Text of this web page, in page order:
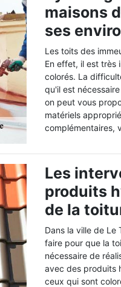
maisons
ses
Les toits des
En effet, il est très
colorés. La
qu'il est
on peut vous
matériels
complémentaires,
Les
produits
de la
Dans la ville de Le
faire pour que la
nécessaire de
avec des produits
ceux qui sont